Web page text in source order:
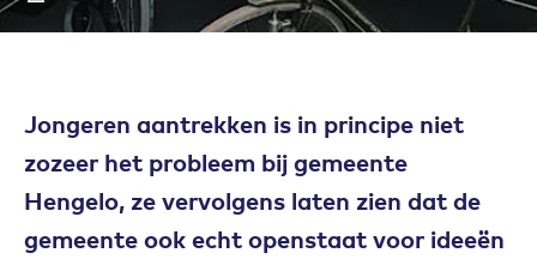
Jongeren aantrekken is in principe niet
zozeer het probleem bij gemeente
Hengelo, ze vervolgens laten zien dat de
gemeente ook echt openstaat voor ideeën